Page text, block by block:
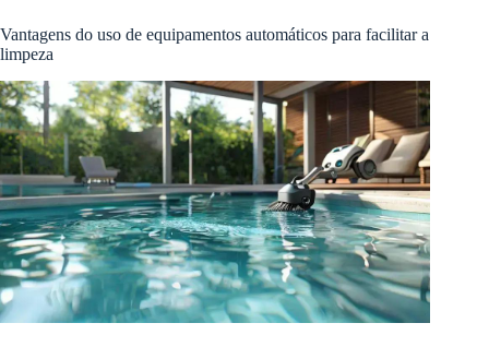
Vantagens do uso de equipamentos automáticos para facilitar a
limpeza